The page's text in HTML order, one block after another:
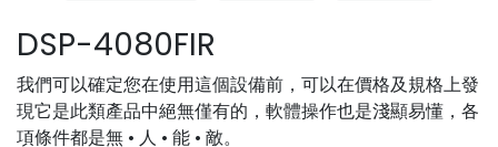
DSP-4080FIR
我們可以確定您在使用這個設備前，可以在價格及規格上發
現它是此類產品中絕無僅有的，軟體操作也是淺顯易懂，各
項條件都是無 • 人 • 能 • 敵。